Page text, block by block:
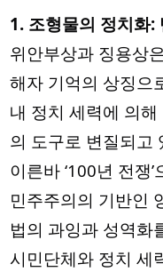
1. 조형물의 정치화:
위안부상과 징용상
해자 기억의 상징으
내 정치 세력에 의
의 도구로 변질되고
이른바 ‘100년 전쟁
민주주의의 기반인
법의 과잉과 성역화
시민단체와 정치 세